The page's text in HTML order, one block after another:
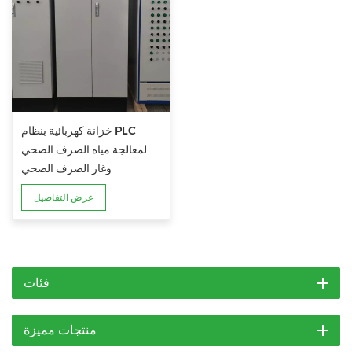
خزانة كهربائية بنظام PLC
لمعالجة مياه الصرف الصحي
وغاز الصرف الصحي
عرض التفاصيل
فئات
منتجات مميزة